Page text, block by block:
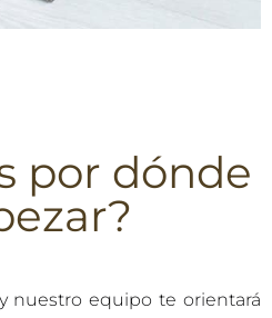
por dónde
nuestro equipo te orientará